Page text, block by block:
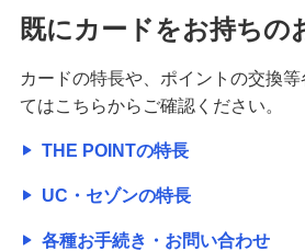
既にカードをお持ちの
カードの特長や、ポイントの交換
てはこちらからご確認ください。
THE POINTの特長
UC・セゾンの特長
各種お手続き・お問い合わせ